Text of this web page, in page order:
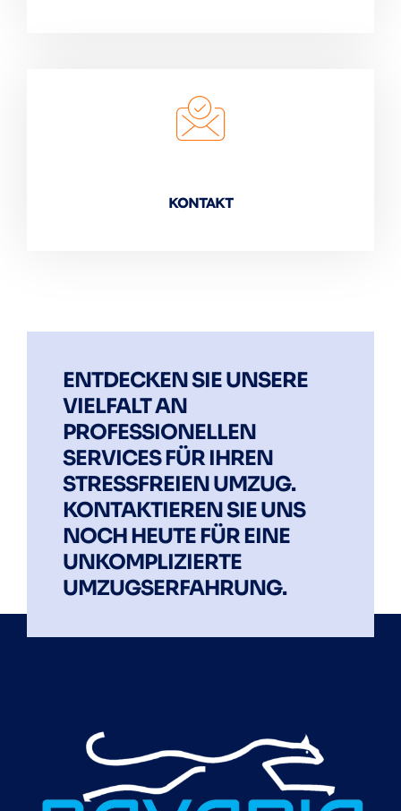
KONTAKT
ENTDECKEN SIE UNSERE
VIELFALT AN
PROFESSIONELLEN
SERVICES FÜR IHREN
STRESSFREIEN UMZUG.
KONTAKTIEREN SIE UNS
NOCH HEUTE FÜR EINE
UNKOMPLIZIERTE
UMZUGSERFAHRUNG.